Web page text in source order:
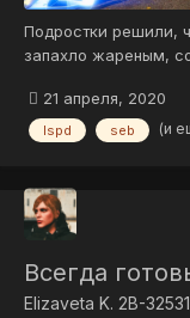
Подростки решили,
запахло жареным,
это закончилось.
эффективно
решили вопрос
21 апреля, 2020
lspd seb (и
Всегда
Elizaveta K. 2B-32531